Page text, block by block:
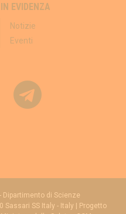
IN EVIDENZA
Notizie
Eventi
di Scienze
Sassari SS Italy - Italy | Progetto